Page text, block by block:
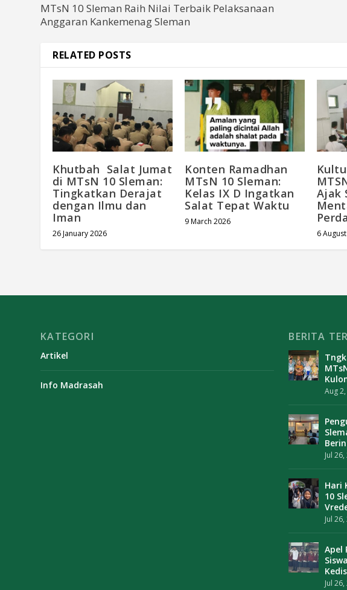
MTsN 10 Sleman Raih Nilai Terbaik Pelaksanaan
Anggaran Kankemenag Sleman
RELATED POSTS
Khutbah Salat Jumat
di MTsN 10 Sleman:
Tingkatkan Derajat
dengan Ilmu dan
Iman
26 January 2026
Konten Ramadhan
MTsN 10 Sleman:
Kelas IX D Ingatkan
Salat Tepat Waktu
9 March 2026
Ajak
6
KATEGORI
Artikel
Info Madrasah
BERITA
Aug
Jul
Hari
10
Jul
Apel
Jul